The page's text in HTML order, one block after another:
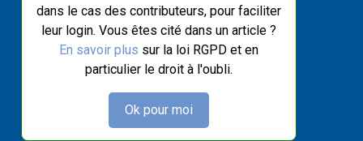
dans le cas des contributeurs, pour faciliter
leur login. Vous êtes cité dans un article ?
En savoir plus sur la loi RGPD et en
particulier le droit à l'oubli.
Ok pour moi
Données personnelles
Sur Wikipédia
Abonnement aux newsletters
SUIVRE ABP